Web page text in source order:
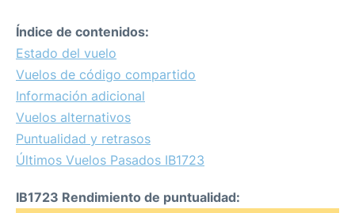
Índice de contenidos:
Estado del vuelo
Vuelos de código compartido
Información adicional
Vuelos alternativos
Puntualidad y retrasos
Últimos Vuelos Pasados IB1723
IB1723 Rendimiento de puntualidad: